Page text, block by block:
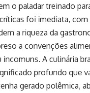
o paladar treinado
foi imediata,
a riqueza da
a convenções
A culinária
profundo que
gerado polêmica,